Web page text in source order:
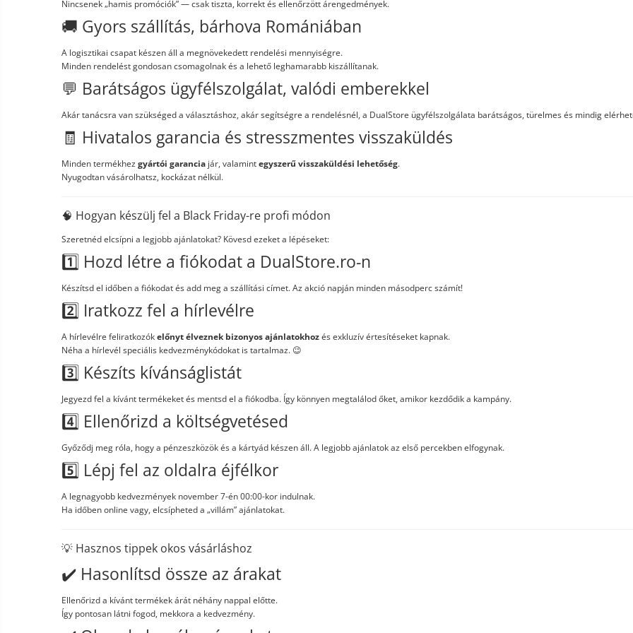
Nincsenek „hamis promóciók” — csak tiszta, korrekt és ellenőrzött árengedmények.
🚚 Gyors szállítás, bárhova Romániában
A logisztikai csapat készen áll a megnövekedett rendelési mennyiségre.
Minden rendelést gondosan csomagolnak és a lehető leghamarabb kiszállítanak.
💬 Barátságos ügyfélszolgálat, valódi emberekkel
Akár tanácsra van szükséged a választáshoz, akár segítségre a rendelésnél, a DualStore ügyfélszolgálata barátságos, türelmes és mindig
🧾 Hivatalos garancia és stresszmentes visszaküldés
Minden termékhezgyártói garancia jár, valamintegyszerű visszaküldési lehetőség.
Nyugodtan vásárolhatsz, kockázat nélkül.
🧠 Hogyan készülj fel a Black Friday-re profi módon
Szeretnéd elcsípni a legjobb ajánlatokat? Kövesd ezeket a lépéseket:
1️⃣ Hozd létre a fiókodat a DualStore.ro-n
Készítsd el időben a fiókodat és add meg a szállítási címet. Az akció napján minden másodperc számít!
2️⃣ Iratkozz fel a hírlevélre
A hírlevélre feliratkozókelőnyt élveznek bizonyos ajánlatokhozés exkluzív értesítéseket kapnak.
Néha a hírlevél speciális kedvezménykódokat is tartalmaz. 😉
3️⃣ Készíts kívánságlistát
Jegyezd fel a kívánt termékeket és mentsd el a fiókodba. Így könnyen megtalálod őket, amikor kezdődik a kampány.
4️⃣ Ellenőrizd a költségvetésed
Győződj meg róla, hogy a pénzeszközök és a kártyád készen áll. A legjobb ajánlatok az első percekben elfogynak.
5️⃣ Lépj fel az oldalra éjfélkor
A legnagyobb kedvezmények november 7-én 00:00-kor indulnak.
Ha időben online vagy, elcsípheted a „villám” ajánlatokat.
💡 Hasznos tippek okos vásárláshoz
✔️ Hasonlítsd össze az árakat
Ellenőrizd a kívánt termékek árát néhány nappal előtte.
Így pontosan látni fogod, mekkora a kedvezmény.